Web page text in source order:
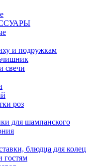
и подружкам
свечи
роз
для шампанского
блюдца для колец
гостям